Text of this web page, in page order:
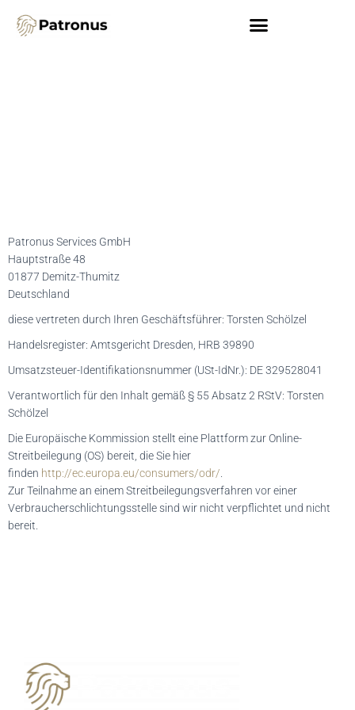
Patronus Services GmbH
Hauptstraße 48
01877 Demitz-Thumitz
Deutschland
diese vertreten durch Ihren Geschäftsführer: Torsten Schölzel
Handelsregister: Amtsgericht Dresden, HRB 39890
Umsatzsteuer-Identifikationsnummer (USt-IdNr.): DE 329528041
Verantwortlich für den Inhalt gemäß § 55 Absatz 2 RStV: Torsten
Schölzel
Die Europäische Kommission stellt eine Plattform zur Online-
Streitbeilegung (OS) bereit, die Sie hier
finden http://ec.europa.eu/consumers/odr/
Zur Teilnahme an einem Streitbeilegungsverfahren vor einer
Verbraucherschlichtungsstelle sind wir nicht verpflichtet und nicht
bereit.